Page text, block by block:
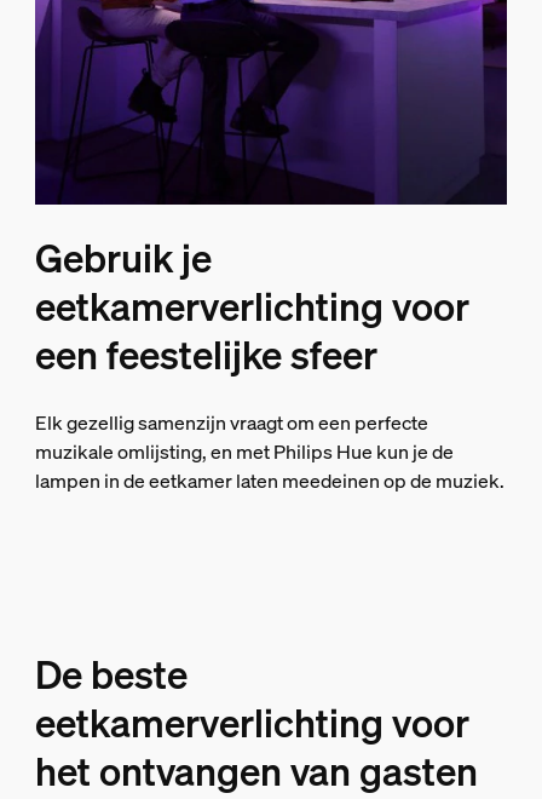
Gebruik je
eetkamerverlichting voor
een feestelijke sfeer
Elk gezellig samenzijn vraagt om een perfecte
muzikale omlijsting, en met Philips Hue kun je de
lampen in de eetkamer laten meedeinen op de muziek.
De beste
eetkamerverlichting voor
het ontvangen van gasten